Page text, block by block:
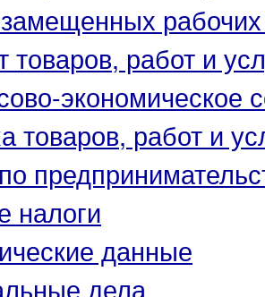
товаров, работ и
экономическое
товаров, работ и
налоги
данные
дела